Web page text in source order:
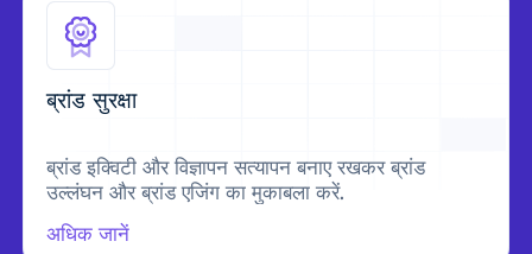
ब्रांड सुरक्षा
ब्रांड इक्विटी और विज्ञापन सत्यापन बनाए रखकर ब्रांड
उल्लंघन और ब्रांड एजिंग का मुकाबला करें.
अधिक जानें